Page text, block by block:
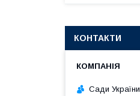
КОНТАКТИ
Сади України